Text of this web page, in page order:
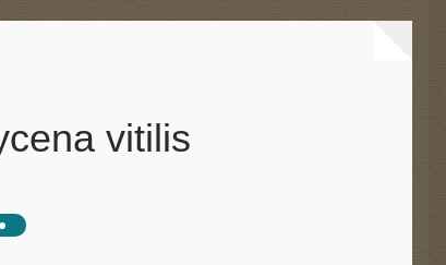
vitilis